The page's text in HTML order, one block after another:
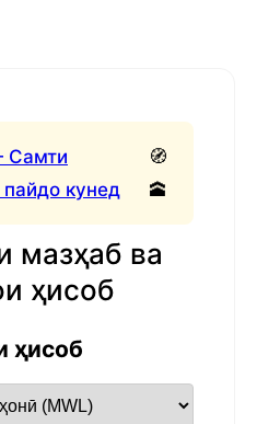
Самти
кунед
🧭
🕋
мазҳаб ва
ҳисоб
ҳисоб